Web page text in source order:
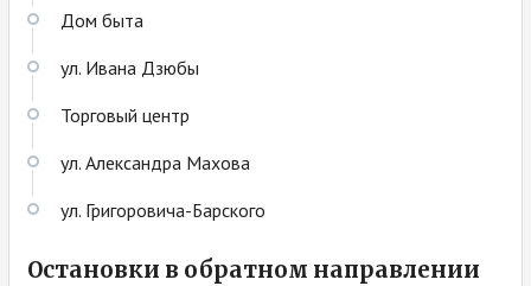
Дом быта
ул. Ивана Дзюбы
Торговый центр
ул. Александра Махова
ул. Григоровича-Барского
Остановки в обратном направлении